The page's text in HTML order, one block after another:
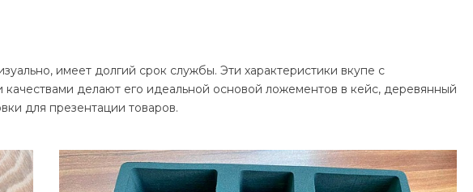
имеет долгий срок службы. Эти характеристики вкупе с
делают его идеальной основой ложементов в кейс, деревянный
для презентации товаров.